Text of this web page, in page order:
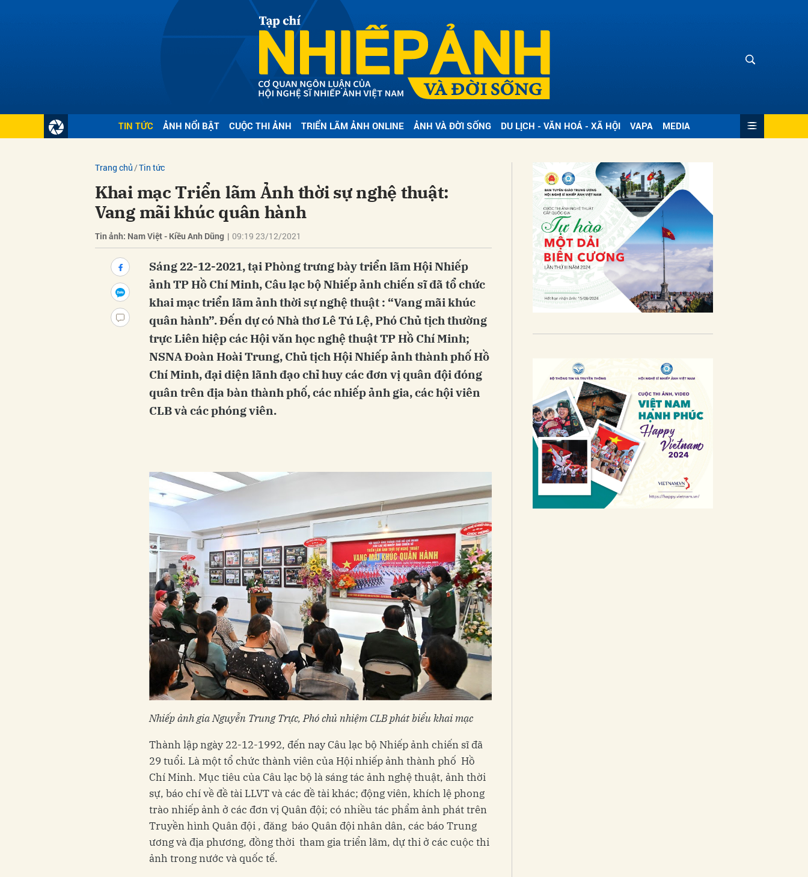
TIN TỨC ẢNH NỔI BẬT CUỘC THI ẢNH TRIỂN LÃM ẢNH ONLINE ẢNH VÀ ĐỜI SỐNG DU LỊCH - VĂN HOÁ - XÃ HỘI VAPA MEDIA
Trang chủ Tin tức
Khai mạc Triển lãm Ảnh thời sự nghệ thuật:
Vang mãi khúc quân hành
Tin ảnh: Nam Việt - Kiều Anh Dũng | 09:19 23/12/2021
Sáng 22-12-2021, tại Phòng trưng bày triển lãm Hội Nhiếp
ảnh TP Hồ Chí Minh, Câu lạc bộ Nhiếp ảnh chiến sĩ đã tổ chức
khai mạc triển lãm ảnh thời sự nghệ thuật : “Vang mãi khúc
quân hành”. Đến dự có Nhà thơ Lê Tú Lệ, Phó Chủ tịch thường
trực Liên hiệp các Hội văn học nghệ thuật TP Hồ Chí Minh;
NSNA Đoàn Hoài Trung, Chủ tịch Hội Nhiếp ảnh thành phố Hồ
Chí Minh, đại diện lãnh đạo chỉ huy các đơn vị quân đội đóng
quân trên địa bàn thành phố, các nhiếp ảnh gia, các hội viên
CLB và các phóng viên.
Nhiếp ảnh gia Nguyễn Trung Trực, Phó chủ nhiệm CLB phát biểu khai mạc
Thành lập ngày 22-12-1992, đến nay Câu lạc bộ Nhiếp ảnh chiến sĩ đã
29 tuổi. Là một tổ chức thành viên của Hội nhiếp ảnh thành phố Hồ
Chí Minh. Mục tiêu của Câu lạc bộ là sáng tác ảnh nghệ thuật, ảnh thời
sự, báo chí về đề tài LLVT và các đề tài khác; động viên, khích lệ phong
trào nhiếp ảnh ở các đơn vị Quân đội; có nhiều tác phẩm ảnh phát trên
Truyền hình Quân đội , đăng báo Quân đội nhân dân, các báo Trung
ương và địa phương, đồng thời tham gia triển lãm, dự thi ở các cuộc thi
ảnh trong nước và quốc tế.
Gửi bình luận
Gửi